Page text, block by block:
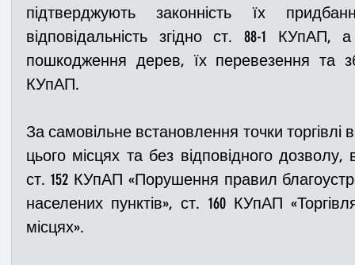
підтверджують законність їх
відповідальність згідно ст. 88-1 КУпАП,
пошкодження дерев, їх перевезення та
КУпАП.
За самовільне встановлення точки торгівлі
цього місцях та без відповідного дозволу,
ст. 152 КУпАП «Порушення правил
населених пунктів», ст. 160 КУпАП
місцях».